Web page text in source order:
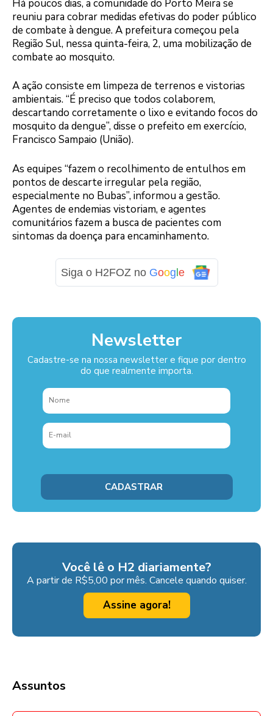
Há poucos dias, a comunidade do Porto Meira se
reuniu para cobrar medidas efetivas do poder público
de combate à dengue. A prefeitura começou pela
Região Sul, nessa quinta-feira, 2, uma mobilização de
combate ao mosquito.
A ação consiste em limpeza de terrenos e vistorias
ambientais. “É preciso que todos colaborem,
descartando corretamente o lixo e evitando focos do
mosquito da dengue”, disse o prefeito em exercício,
Francisco Sampaio (União).
As equipes “fazem o recolhimento de entulhos em
pontos de descarte irregular pela região,
especialmente no Bubas”, informou a gestão.
Agentes de endemias vistoriam, e agentes
comunitários fazem a busca de pacientes com
sintomas da doença para encaminhamento.
Siga o H2FOZ no Goog e
Newsletter
Cadastre-se na nossa newsletter e fique por dentro
do que realmente importa.
Você lê o H2 diariamente?
A partir de R$5,00 por mês. Cancele quando quiser.
Assine agora!
Assuntos